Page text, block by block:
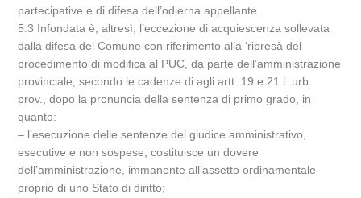
partecipative e di difesa dell’odierna appellante.
5.3 Infondata è, altresì, l’eccezione di acquiescenza sollevata
dalla difesa del Comune con riferimento alla ‘ripresà del
procedimento di modifica al PUC, da parte dell’amministrazione
provinciale, secondo le cadenze di agli artt. 19 e 21 l. urb.
prov., dopo la pronuncia della sentenza di primo grado, in
quanto:
– l’esecuzione delle sentenze del giudice amministrativo,
esecutive e non sospese, costituisce un dovere
dell’amministrazione, immanente all’assetto ordinamentale
proprio di uno Stato di diritto;